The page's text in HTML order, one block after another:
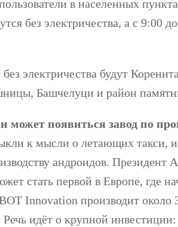
в населенных
без электричества, а с 9:00
электричества будут
Башчелуци и район
может появиться завод по
к мысли о летающих такси,
андроидов. Президент
стать первой в Европе, где
Innovation производит около
Речь идёт о крупной